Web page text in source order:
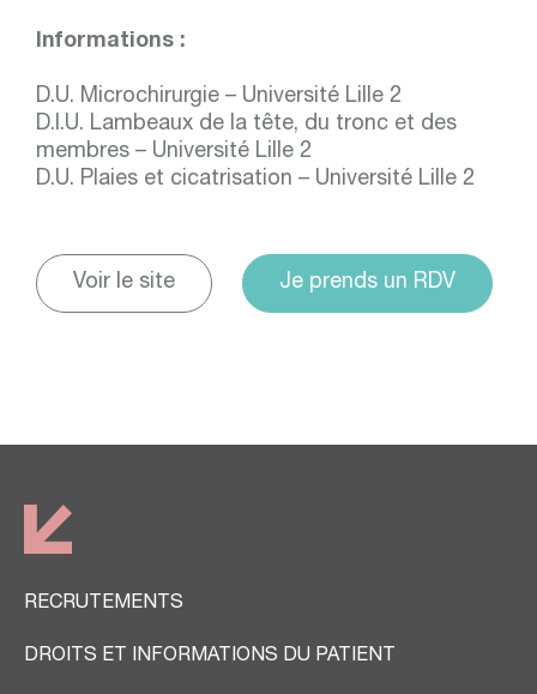
Informations :
D.U. Microchirurgie – Université Lille 2
D.I.U. Lambeaux de la tête, du tronc et des
membres – Université Lille 2
D.U. Plaies et cicatrisation – Université Lille 2
Voir le site Je prends un RDV
RECRUTEMENTS
DROITS ET INFORMATIONS DU PATIENT